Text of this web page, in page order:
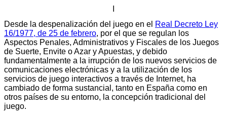
Desde la despenalización del juego en el Real Decreto Ley
16/1977, de 25 de febrero, por el que se regulan los
Aspectos Penales, Administrativos y Fiscales de los Juegos
de Suerte, Envite o Azar y Apuestas, y debido
fundamentalmente a la irrupción de los nuevos servicios de
comunicaciones electrónicas y a la utilización de los
servicios de juego interactivos a través de Internet, ha
cambiado de forma sustancial, tanto en España como en
otros países de su entorno, la concepción tradicional del
juego.